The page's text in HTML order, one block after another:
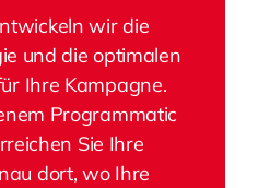
wir die
und die optimalen
Ihre Kampagne.
Programmatic
Sie Ihre
dort, wo Ihre